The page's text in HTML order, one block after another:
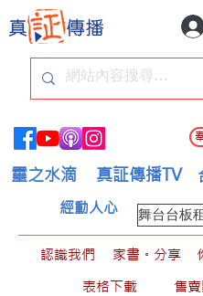
靈之水滴 真証傳播TV
舞台台板
經動人心
認識我們 家書。分享
表格下載
售